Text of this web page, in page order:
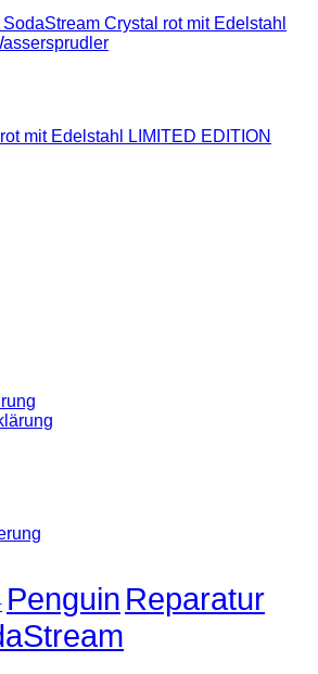
mit Edelstahl LIMITED EDITION
Penguin Reparatur